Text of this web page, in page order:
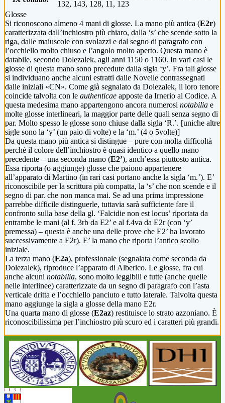
132, 143, 128, 11, 123
Glosse
Si riconoscono almeno 4 mani di glosse. La mano più antica (E2r)
caratterizzata dall’inchiostro più chiaro, dalla ‘s’ che scende sotto la
riga, dalle maiuscole con svolazzi e dal segno di paragrafo con
l’occhiello molto chiuso e l’angolo molto aperto. Questa mano è
databile, secondo Dolezalek, agli anni 1150 o 1160. In vari casi le
glosse di questa mano sono precedute dalla sigla ‘y’. Fra tali glosse
si individuano anche alcuni estratti dalle Novelle contrassegnati
dalle iniziali «CN». Come già segnalato da Dolezalek, il loro tenore
coincide talvolta con le authenticae apposte da Irnerio al Codice. A
questa medesima mano appartengono ancora numerosi notabilia e
molte glosse interlineari, la maggior parte delle quali senza segno di
par. Molto spesso le glosse sono chiuse dalla sigla ‘R.’. [uniche altre
sigle sono la ‘y’ (un paio di volte) e la ‘m.’ (4 o 5volte)]
Da questa mano più antica si distingue – pure con molta difficoltà
perché il colore dell’inchiostro è quasi identico a quello mano
precedente – una seconda mano (E2’), anch’essa piuttosto antica.
Essa riporta (o aggiunge) glosse che paiono appartenere
all’apparato di Martino (in rari casi portano anche la sigla ‘m.’). E’
riconoscibile per la scrittura più compatta, la ‘s’ che non scende e il
segno di par. che non manca mai. Se ad una prima impressione
parrebbe difficile distinguerle, tuttavia sarà sufficiente fare il
confronto sulla base della gl. ‘Falcidie non est locus’ riportata da
entrambe le mani (al f. 3rb da E2’ e al f.4va da E2r (con ‘y’
premessa) – questa è anche una delle prove che E2’ ha lavorato
successivamente a E2r). E’ la mano che riporta l’antico scolio
iniziale.
La terza mano (E2a), professionale (segnalata come seconda da
Dolezalek), riproduce l’apparato di Alberico. Le glosse, fra cui
anche alcuni notabilia, sono molto leggibili e tutte (anche quelle
nelle interlinee) caratterizzate da un segno di paragrafo con l’asta
verticale dritta e l’occhiello panciuto e tutto laterale. Talvolta questa
mano aggiunge la sigla a glosse della mano E2r.
Una quarta mano di glosse (E2az) restituisce lo strato azzoniano. È
riconoscibilissima per l’inchiostro più scuro ed i caratteri più grandi.